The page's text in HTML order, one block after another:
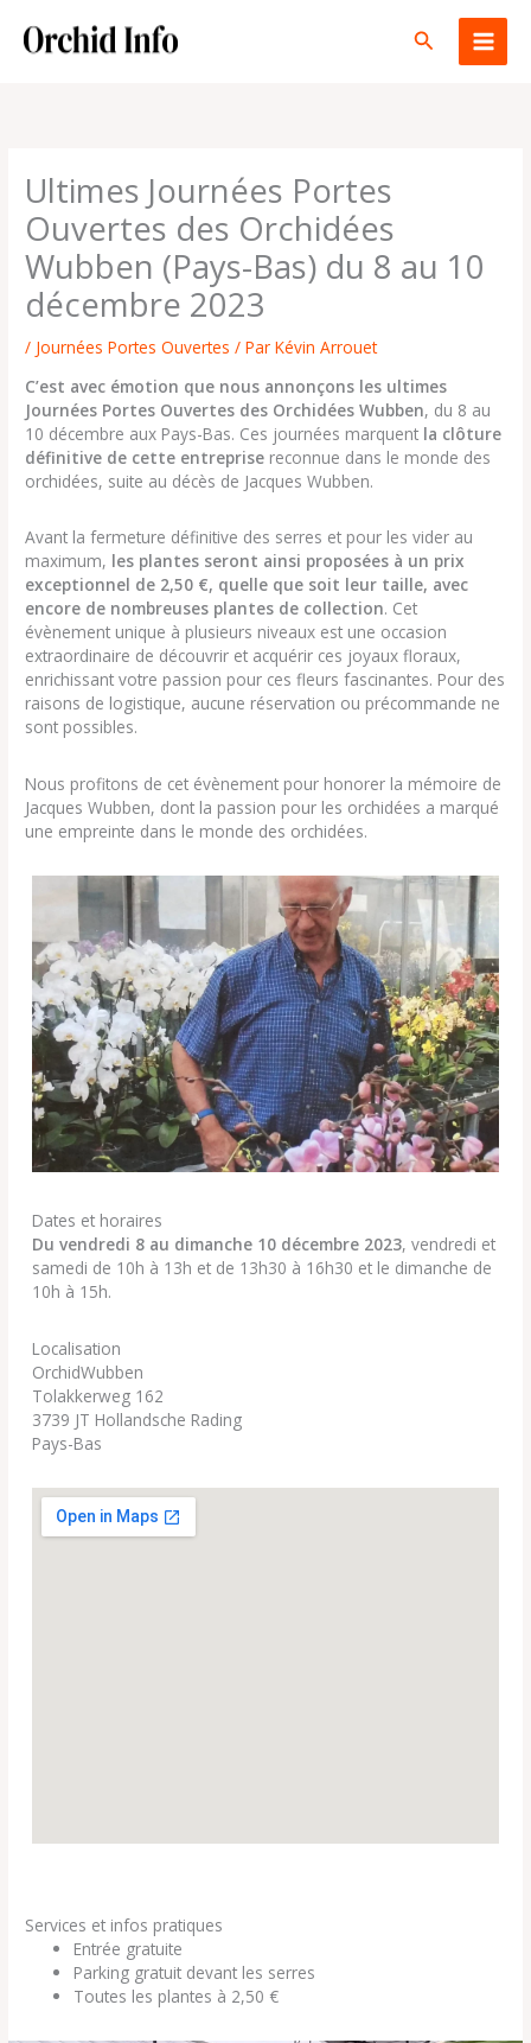
contenu
Rechercher
Ultimes Journées Portes
Ouvertes des Orchidées
Wubben (Pays-Bas) du 8 au 10
décembre 2023
/ Journées Portes Ouvertes / ParKévin Arrouet
C’est avec émotion que nous annonçons les ultimes
Journées Portes Ouvertes des Orchidées Wubben, du 8 au
10 décembre aux Pays-Bas. Ces journées marquent la clôture
définitive de cette entreprise reconnue dans le monde des
orchidées, suite au décès de Jacques Wubben.
Avant la fermeture définitive des serres et pour les vider au
maximum, les plantes seront ainsi proposées à un prix
exceptionnel de 2,50 €, quelle que soit leur taille, avec
encore de nombreuses plantes de collection. Cet
évènement unique à plusieurs niveaux est une occasion
extraordinaire de découvrir et acquérir ces joyaux floraux,
enrichissant votre passion pour ces fleurs fascinantes. Pour des
raisons de logistique, aucune réservation ou précommande ne
sont possibles.
Nous profitons de cet évènement pour honorer la mémoire de
Jacques Wubben, dont la passion pour les orchidées a marqué
une empreinte dans le monde des orchidées.
Dates et horaires
Du vendredi 8 au dimanche 10 décembre 2023, vendredi et
samedi de 10h à 13h et de 13h30 à 16h30 et le dimanche de
10h à 15h.
Localisation
OrchidWubben
Tolakkerweg 162
3739 JT Hollandsche Rading
Pays-Bas
Services et infos pratiques
Entrée gratuite
Parking gratuit devant les serres
Toutes les plantes à 2,50 €